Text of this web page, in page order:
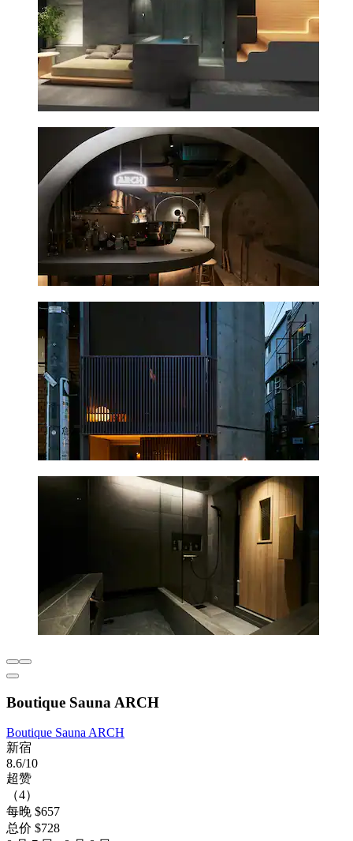
Boutique Sauna ARCH
Boutique Sauna ARCH
新宿
8.6/10
超赞
（4）
每晚 $657
总价 $728